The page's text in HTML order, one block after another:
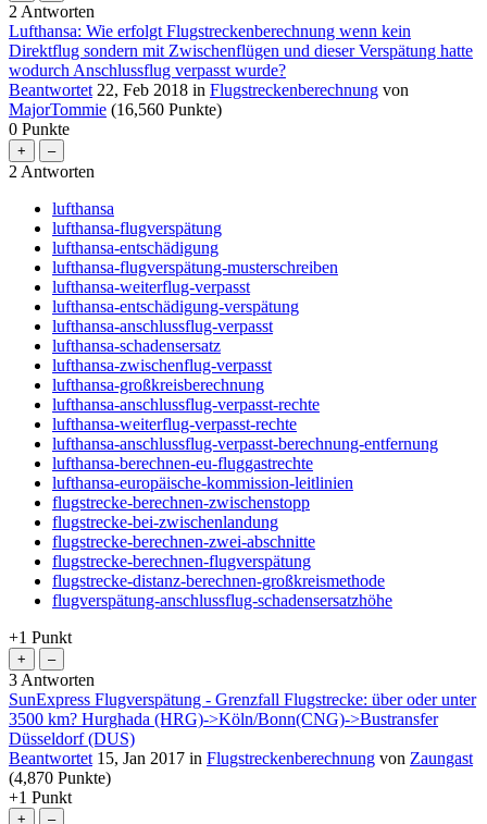
2 Antworten
Lufthansa: Wie erfolgt Flugstreckenberechnung wenn kein
Direktflug sondern mit Zwischenflügen und dieser Verspätung hatte
wodurch Anschlussflug verpasst wurde?
Beantwortet 22, Feb 2018 in Flugstreckenberechnung von
MajorTommie (16,560 Punkte)
0 Punkte
2 Antworten
lufthansa
lufthansa-flugverspätung
lufthansa-entschädigung
lufthansa-flugverspätung-musterschreiben
lufthansa-weiterflug-verpasst
lufthansa-entschädigung-verspätung
lufthansa-anschlussflug-verpasst
lufthansa-schadensersatz
lufthansa-zwischenflug-verpasst
lufthansa-großkreisberechnung
lufthansa-anschlussflug-verpasst-rechte
lufthansa-weiterflug-verpasst-rechte
lufthansa-anschlussflug-verpasst-berechnung-entfernung
lufthansa-berechnen-eu-fluggastrechte
lufthansa-europäische-kommission-leitlinien
flugstrecke-berechnen-zwischenstopp
flugstrecke-bei-zwischenlandung
flugstrecke-berechnen-zwei-abschnitte
flugstrecke-berechnen-flugverspätung
flugstrecke-distanz-berechnen-großkreismethode
flugverspätung-anschlussflug-schadensersatzhöhe
+1 Punkt
3 Antworten
SunExpress Flugverspätung - Grenzfall Flugstrecke: über oder unter
3500 km? Hurghada (HRG)->Köln/Bonn(CNG)->Bustransfer
Düsseldorf (DUS)
Beantwortet 15, Jan 2017 in Flugstreckenberechnung von Zaungast
(4,870 Punkte)
+1 Punkt